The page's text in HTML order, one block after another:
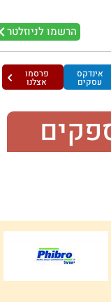
הרשמו לניוזלטר
פרסמו
אצלנו